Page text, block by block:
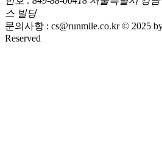
스 빌딩
문의사항 : cs@runmile.co.kr © 2025
Reserved